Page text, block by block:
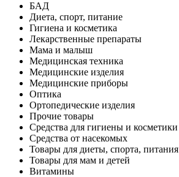
БАД
Диета, спорт, питание
Гигиена и косметика
Лекарственные препараты
Мама и малыш
Медицинская техника
Медицинские изделия
Медицинские приборы
Оптика
Ортопедические изделия
Прочие товары
Средства для гигиены и косметики
Средства от насекомых
Товары для диеты, спорта, питания
Товары для мам и детей
Витамины